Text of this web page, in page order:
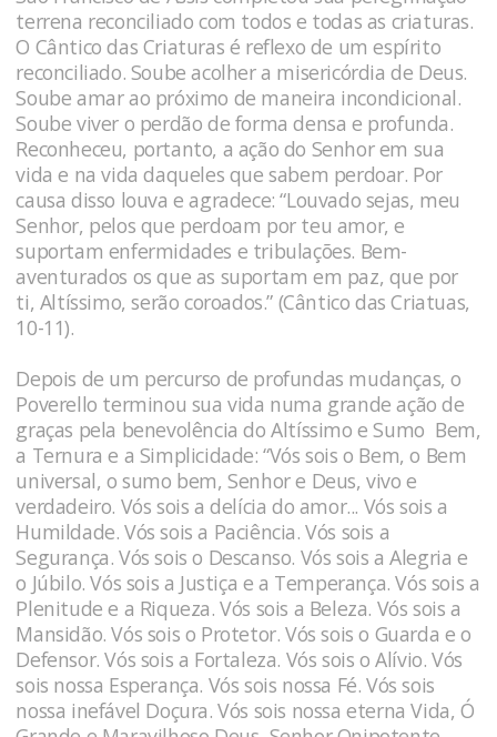
terrena reconciliado com todos e todas as criaturas.
O Cântico das Criaturas é reflexo de um espírito
reconciliado. Soube acolher a misericórdia de Deus.
Soube amar ao próximo de maneira incondicional.
Soube viver o perdão de forma densa e profunda.
Reconheceu, portanto, a ação do Senhor em sua
vida e na vida daqueles que sabem perdoar. Por
causa disso louva e agradece: “Louvado sejas, meu
Senhor, pelos que perdoam por teu amor, e
suportam enfermidades e tribulações. Bem-
aventurados os que as suportam em paz, que por
ti, Altíssimo, serão coroados.” (Cântico das Criatuas,
10-11).
Depois de um percurso de profundas mudanças, o
Poverello terminou sua vida numa grande ação de
graças pela benevolência do Altíssimo e Sumo Bem,
a Ternura e a Simplicidade: “Vós sois o Bem, o Bem
universal, o sumo bem, Senhor e Deus, vivo e
verdadeiro. Vós sois a delícia do amor... Vós sois a
Humildade. Vós sois a Paciência. Vós sois a
Segurança. Vós sois o Descanso. Vós sois a Alegria e
o Júbilo. Vós sois a Justiça e a Temperança. Vós sois a
Plenitude e a Riqueza. Vós sois a Beleza. Vós sois a
Mansidão. Vós sois o Protetor. Vós sois o Guarda e o
Defensor. Vós sois a Fortaleza. Vós sois o Alívio. Vós
sois nossa Esperança. Vós sois nossa Fé. Vós sois
nossa inefável Doçura. Vós sois nossa eterna Vida, Ó